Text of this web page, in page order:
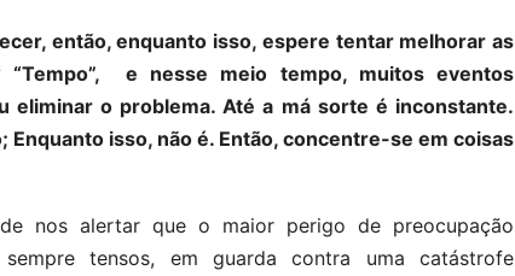
então, enquanto isso, espere tentar melhorar as
“Tempo”, e nesse meio tempo, muitos eventos
eliminar o problema. Até a má sorte é inconstante.
Enquanto isso, não é. Então, concentre-se em coisas
nos alertar que o maior perigo de preocupação
tensos, em guarda contra uma catástrofe